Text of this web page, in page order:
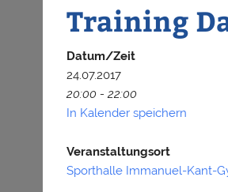
Training
Datum/Zeit
24.07.2017
20:00 - 22:00
In Kalender speichern
Veranstaltungsort
Sporthalle Immanuel-Kant-